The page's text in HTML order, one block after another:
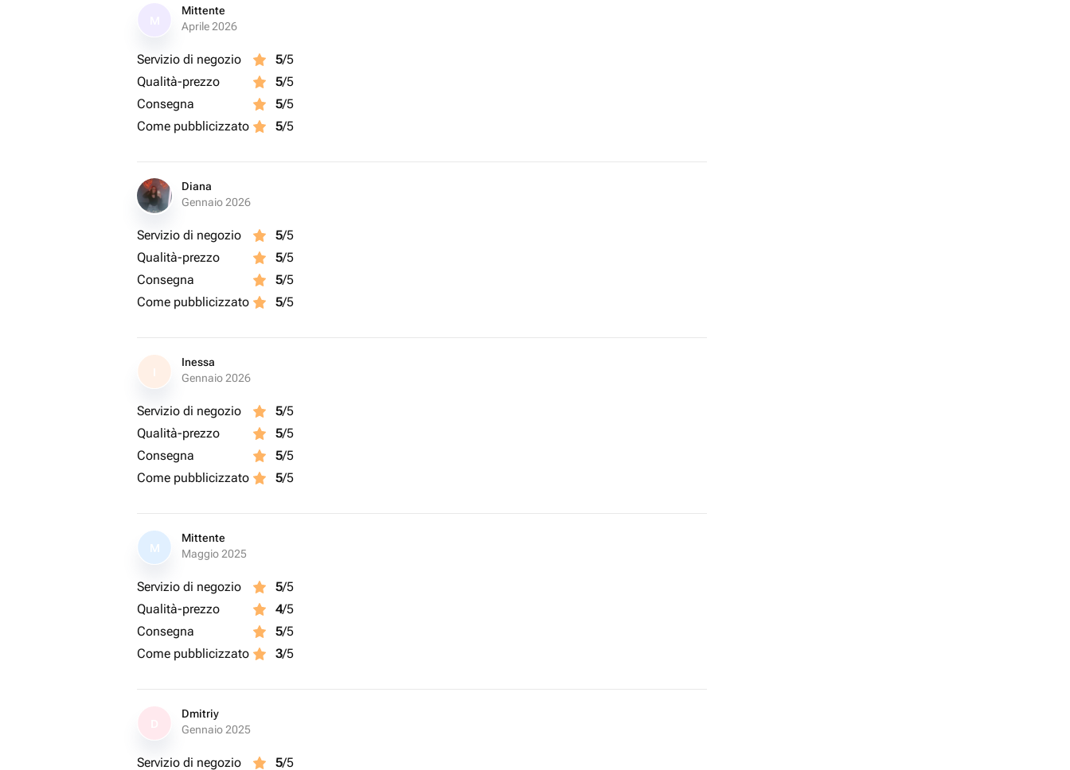
Mittente
Aprile 2026
Servizio di negozio 5/5
Qualità-prezzo
5/5
Consegna
5/5
Come pubblicizzato
5/5
Diana
Gennaio 2026
Servizio di negozio 5/5
Qualità-prezzo
5/5
Consegna
5/5
Come pubblicizzato
5/5
I
Inessa
Gennaio 2026
Servizio di negozio 5/5
Qualità-prezzo
5/5
Consegna
5/5
Come pubblicizzato
5/5
M
Mittente
Maggio 2025
Servizio di negozio 5/5
Qualità-prezzo
4/5
Consegna
5/5
Come pubblicizzato
3/5
Dmitriy
Gennaio 2025
Servizio di negozio 5/5